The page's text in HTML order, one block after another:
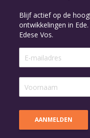
Blijf actief op de
ontwikkelingen in
Edese Vos.